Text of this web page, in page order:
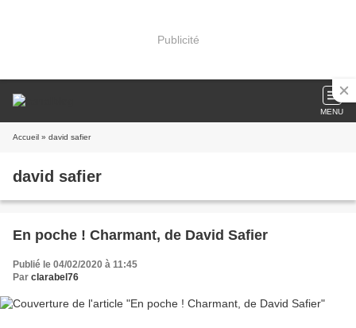
Publicité
MENU
Accueil » david safier
david safier
En poche ! Charmant, de David Safier
Publié le 04/02/2020 à 11:45
Par clarabel76